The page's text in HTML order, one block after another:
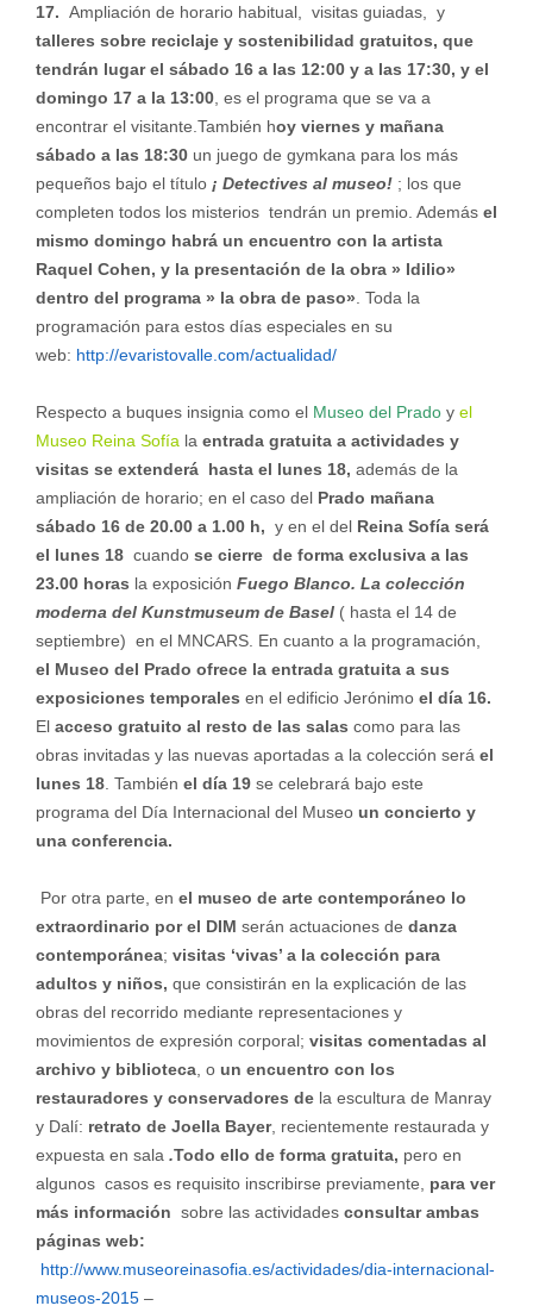
17. Ampliación de horario habitual, visitas guiadas, y
talleres sobre reciclaje y sostenibilidad gratuitos, que
tendrán lugar el sábado 16 a las 12:00 y a las 17:30, y el
domingo 17 a la 13:00, es el programa que se va a
encontrar el visitante.También hoy viernes y mañana
sábado a las 18:30un juego de gymkana para los más
pequeños bajo el título ¡ Detectives al museo! ; los que
completen todos los misterios tendrán un premio. Además el
mismo domingo habrá un encuentro con la artista
Raquel Cohen, y la presentación de la obra » Idilio»
dentro del programa » la obra de paso» . Toda la
programación para estos días especiales en su
web: http://evaristovalle.com/actualidad/
Respecto a buques insignia como el Museo del Prado y el
Museo Reina Sofía la entrada gratuita a actividades y
visitas se extenderá hasta el lunes 18, además de la
ampliación de horario; en el caso del Prado mañana
sábado 16 de 20.00 a 1.00 h, y en el del Reina Sofía será
el lunes 18cuando se cierre de forma exclusiva a las
23.00 horas la exposición Fuego Blanco. La colección
moderna del Kunstmuseum de Basel ( hasta el 14 de
septiembre) en el MNCARS. En cuanto a la programación,
el Museo del Prado ofrece la entrada gratuita a sus
exposiciones temporales en el edificio Jerónimo el día 16.
El acceso gratuito al resto de las salas como para las
obras invitadas y las nuevas aportadas a la colección será el
lunes 18. También el día 19se celebrará bajo este
programa del Día Internacional del Museo un concierto y
una conferencia.
Por otra parte, en el museo de arte contemporáneo lo
extraordinario por el DIM serán actuaciones de danza
contemporánea; visitas ‘vivas’ a la colección para
adultos y niños, que consistirán en la explicación de las
obras del recorrido mediante representaciones y
movimientos de expresión corporal; visitas comentadas al
archivo y biblioteca, oun encuentro con los
restauradores y conservadores dela escultura de Manray
y Dalí: retrato de Joella Bayer, recientemente restaurada y
expuesta en sala .Todo ello de forma gratuita, pero en
algunos casos es requisito inscribirse previamente,
para ver
más información sobre las actividades consultar ambas
páginas web:
http://www.museoreinasofia.es/actividades/dia-internacional-
museos-2015–